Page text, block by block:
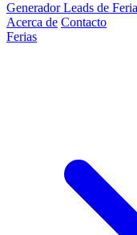
Generador Leads de
Acerca de Contacto
Ferias